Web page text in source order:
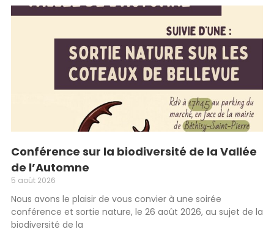
Conférence sur la biodiversité de la Vallée
de l’Automne
5 août 2026
Nous avons le plaisir de vous convier à une soirée
conférence et sortie nature, le 26 août 2026, au sujet de la
biodiversité de la